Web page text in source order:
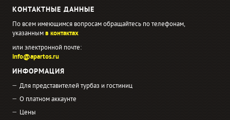
КОНТАКТНЫЕ ДАННЫЕ
По всем имеющимся вопросам обращайтесь по телефонам,
указаннымв контактах
или электронной почте:
info@apartos.ru
ИНФОРМАЦИЯ
Для представителей турбаз и гостиниц
О платном аккаунте
Цены